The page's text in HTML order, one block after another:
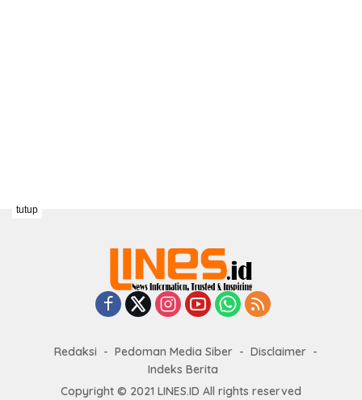
Redaksi Pedoman Media Siber
Disclaimer
Indeks Berita
Copyright © 2021 LINES.ID All rights reserved
tutup